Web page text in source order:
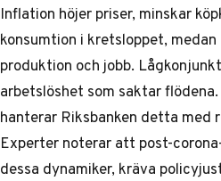
Inflation höjer priser, minskar
konsumtion i kretsloppet,
produktion och jobb.
arbetslöshet som saktar
hanterar Riksbanken detta
Experter noterar att post-
dessa dynamiker, kräva